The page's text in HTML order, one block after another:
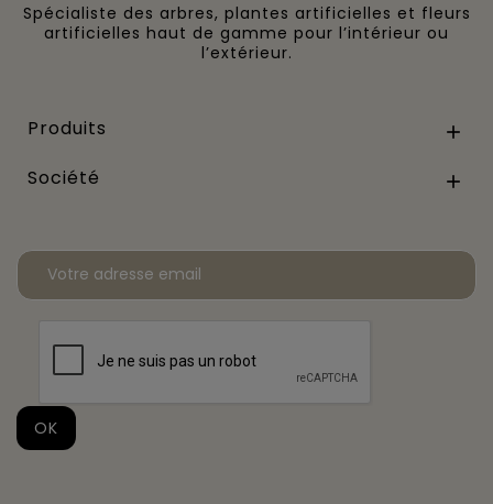
Spécialiste des arbres, plantes artificielles et fleurs
artificielles haut de gamme pour l’intérieur ou
l’extérieur.
Produits 
Société 